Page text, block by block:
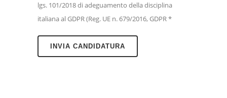
lgs. 101/2018 di adeguamento della disciplina
italiana al GDPR (Reg. UE n. 679/2016, GDPR *